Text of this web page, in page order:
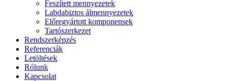
Feszített mennyezetek
Labdabiztos álmennyezetek
Előregyártott komponensek
Tartószerkezet
Rendszerképzés
Referenciák
Letöltések
Rólunk
Kapcsolat